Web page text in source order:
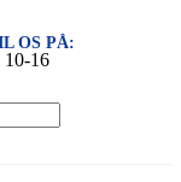
OS PÅ:
16